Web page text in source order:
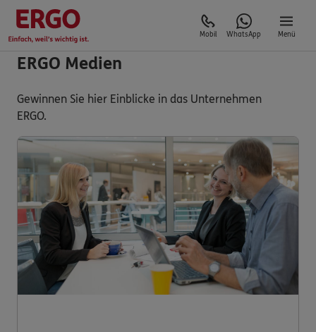
Mobil WhatsApp Menü
ERGO Medien
Gewinnen Sie hier Einblicke in das Unternehmen
ERGO.